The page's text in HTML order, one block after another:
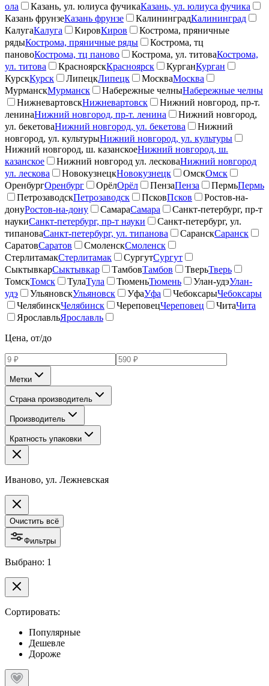
ола
Казань, ул. юлиуса фучикаКазань, ул. юлиуса фучика
Казань фрунзеКазань фрунзе КалининградКалининград
КалугаКалуга КировКиров
Кострома, пряничные
рядыКострома, пряничные ряды
Кострома, тц
пановоКострома, тц паново Кострома, ул. титоваКострома,
ул. титова
КрасноярскКрасноярск КурганКурган
КурскКурск ЛипецкЛипецк МоскваМосква
МурманскМурманск Набережные челныНабережные челны
НижневартовскНижневартовск
Нижний новгород, пр-т.
ленинаНижний новгород, пр-т. ленина
Нижний новгород,
ул. бекетоваНижний новгород, ул. бекетова
Нижний
новгород, ул. культурыНижний новгород, ул. культуры
Нижний новгород, ш. казанскоеНижний новгород, ш.
казанское
Нижний новгород ул. лесковаНижний новгород
ул. лескова
НовокузнецкНовокузнецк ОмскОмск
ОренбургОренбург ОрёлОрёл ПензаПенза ПермьПермь
ПетрозаводскПетрозаводск ПсковПсков
Ростов-на-
донуРостов-на-дону СамараСамара
Санкт-петербург, пр-т
наукиСанкт-петербург, пр-т науки
Санкт-петербург, ул.
типановаСанкт-петербург, ул. типанова СаранскСаранск
СаратовСаратов СмоленскСмоленск
СтерлитамакСтерлитамак СургутСургут
СыктывкарСыктывкар ТамбовТамбов ТверьТверь
ТомскТомск ТулаТула ТюменьТюмень Улан-удэУлан-
удэ
УльяновскУльяновск УфаУфа ЧебоксарыЧебоксары
ЧелябинскЧелябинск ЧереповецЧереповец ЧитаЧита
ЯрославльЯрославль
Цена, от/до
Метки
Страна производитель
Производитель
Кратность упаковки
Иваново, ул. Лежневская
Очистить всё
Фильтры
Выбрано: 1
Сортировать:
Популярные
Дешевле
Дороже